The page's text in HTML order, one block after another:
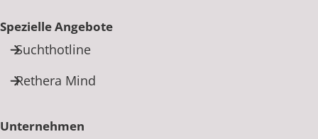
Spezielle Angebote
Suchthotline
Rethera Mind
Unternehmen